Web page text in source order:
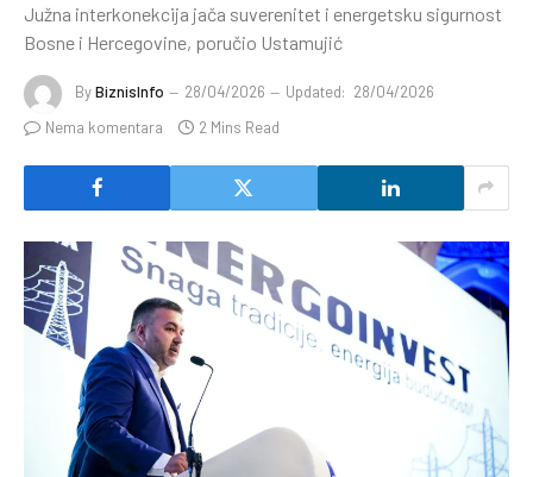
Južna interkonekcija jača suverenitet i energetsku sigurnost
Bosne i Hercegovine, poručio Ustamujić
ByBiznisInfo 28/04/2026 Updated: 28/04/2026
Nema komentara
2 Mins Read